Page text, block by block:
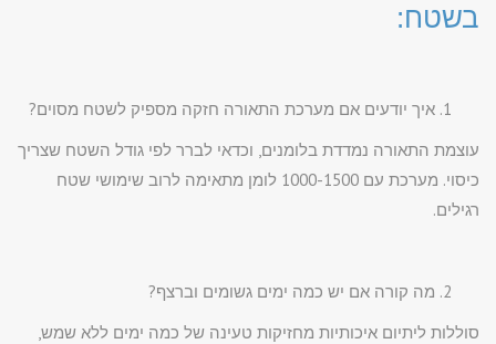
בשטח:
איך יודעים אם מערכת התאורה חזקה מספיק לשטח מסוים?
עוצמת התאורה נמדדת בלומנים, וכדאי לברר לפי גודל השטח שצריך
כיסוי. מערכת עם 1000-1500 לומן מתאימה לרוב שימושי שטח
רגילים.
מה קורה אם יש כמה ימים גשומים וברצף?
סוללות ליתיום איכותיות מחזיקות טעינה של כמה ימים ללא שמש,